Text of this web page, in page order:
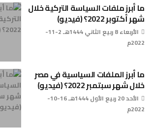
ما أبرز ملفات السياسة التركية خلال
شهر أكتوبر 2022؟ (فيديو)
الأربعاء 8 ربيع الثاني 1444هـ 2-11-
2022م
ما أبرز الملفات السياسية في مصر
خلال شهر سبتمبر 2022؟ (فيديو)
الأحد 20 ربيع الأول 1444هـ 16-10-
2022م